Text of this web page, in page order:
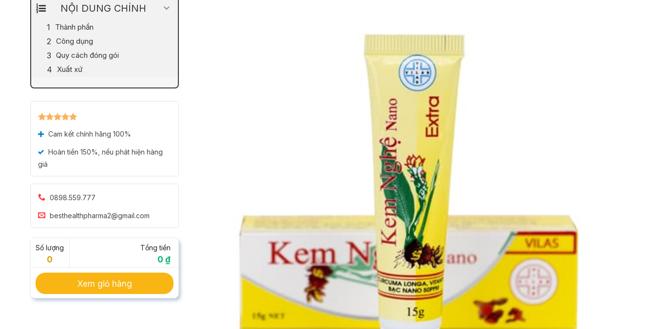
NỘI DUNG CHÍNH
Thành phần
Công dụng
Quy cách đóng gói
Xuất xứ
hạng5.00
Cam kết chính hãng 100%
Hoàn tiền 150%, nếu phát hiện hàng
giả
0898.559.777
besthealthpharma2@gmail.com
Số lượng
0
Tổng tiền
0 ₫
Xem giỏ hàng